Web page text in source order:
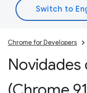
Chrome for Developers
Novidades